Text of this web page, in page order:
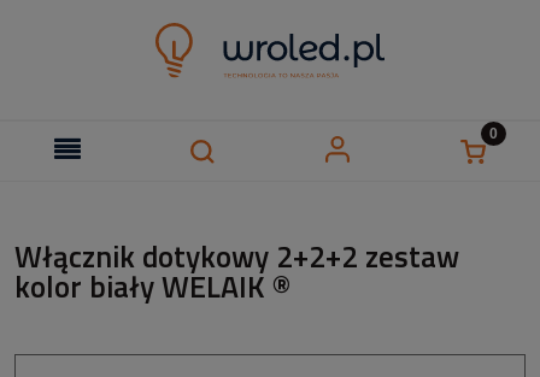
Włącznik dotykowy 2+2+2 zestaw
kolor biały WELAIK ®